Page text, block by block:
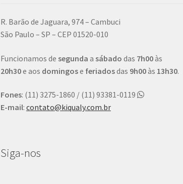
R. Barão de Jaguara, 974 – Cambuci
São Paulo – SP – CEP 01520-010
Funcionamos de segunda a sábado das 7h00às
20h30e aos domingose feriadosdas 9h00às 13h30.
Fones: (11) 3275-1860 / (11) 93381-0119
E-mail: contato@kiqualy.com.br
Siga-nos